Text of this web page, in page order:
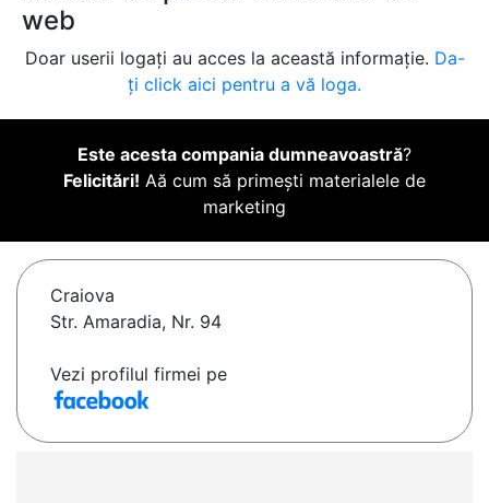
web
Doar userii logați au acces la această informație. Da-
ți click aici pentru a vă loga.
Este acesta compania dumneavoastră?
Felicitări! Aă cum să primești materialele de
marketing
Craiova
Str. Amaradia, Nr. 94
Vezi profilul firmei pe